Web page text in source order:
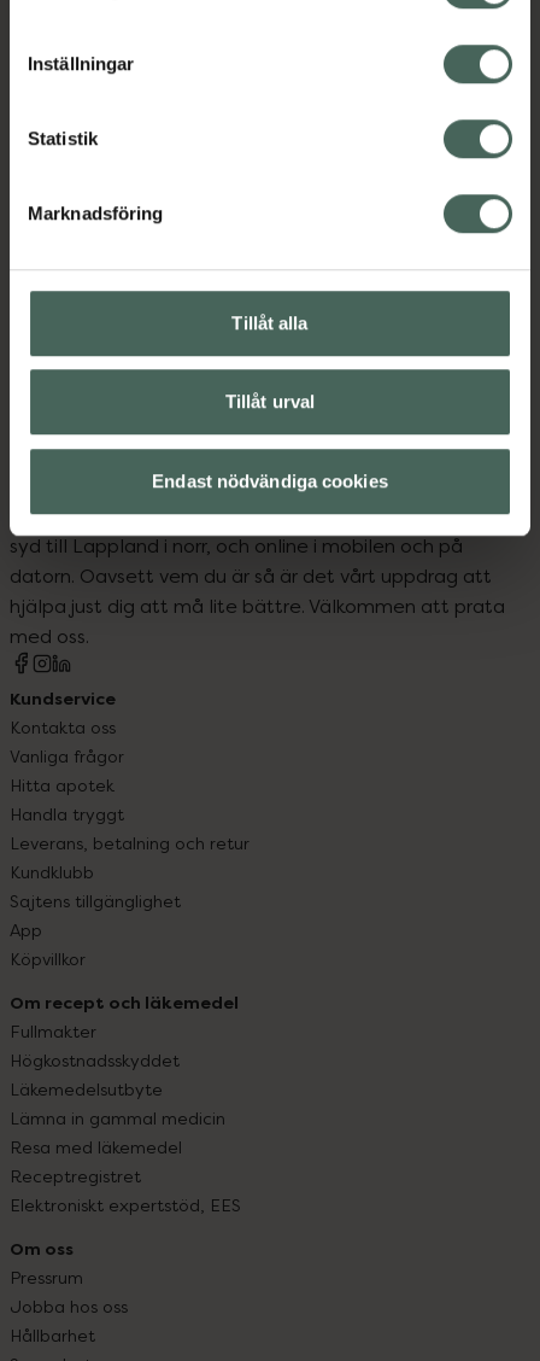
cookieinställningar. Ett återkallat samtycke påverkar inte
lagligheten av behandling som skett innan återkallelsen.
Inställningar
Statistik
Marknadsföring
Tillåt alla
Tillåt urval
Endast nödvändiga cookies
Upptäck flera produkter inom
Ansiktsvård för män
Man
Kronans Apotek finns här för dig. Du hittar oss från Skåne i
syd till Lappland i norr, och online i mobilen och på
datorn. Oavsett vem du är så är det vårt uppdrag att
hjälpa just dig att må lite bättre. Välkommen att prata
med oss.
Kundservice
Kontakta oss
Vanliga frågor
Hitta apotek
Handla tryggt
Leverans, betalning och retur
Kundklubb
Sajtens tillgänglighet
App
Köpvillkor
Om recept och läkemedel
Fullmakter
Högkostnadsskyddet
Läkemedelsutbyte
Lämna in gammal medicin
Resa med läkemedel
Receptregistret
Elektroniskt expertstöd, EES
Om oss
Pressrum
Jobba hos oss
Hållbarhet